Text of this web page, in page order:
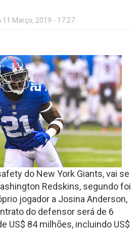
11 Março, 2019 - 17:27.
do New York Giants, vai se
Redskins, segundo foi
jogador a Josina Anderson,
do defensor será de 6
US$ 84 milhões, incluindo US$